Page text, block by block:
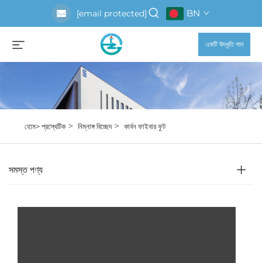
[email protected] BN
একটি উদ্ধৃতি পান
হোম>প্রস্থেটিক> নিম্নাঙ্গ বিচ্ছেদ> কার্বন ফাইবার ফুট
সমস্ত পণ্য